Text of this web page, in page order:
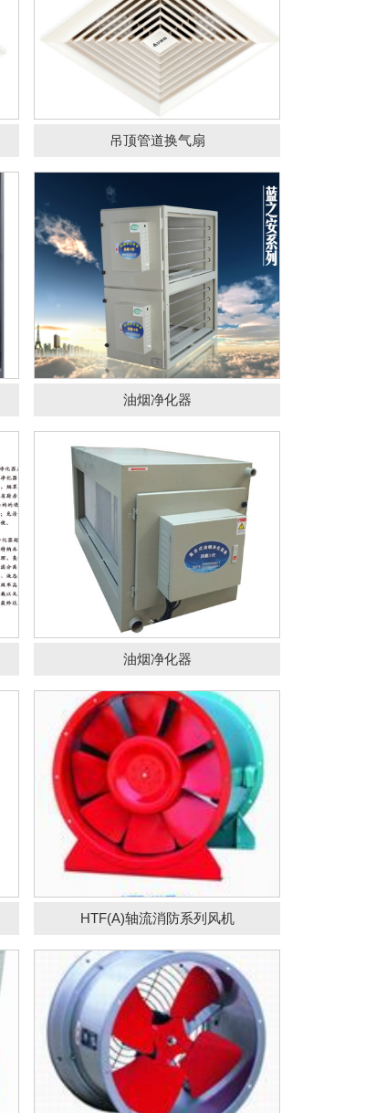
吊顶管道换气扇
油烟净化器
油烟净化器
油烟净化器
油烟净化器
HTF(A)轴流消防系列风机
HTF(A)轴流消防系列风机
SF(G)管道轴流风机